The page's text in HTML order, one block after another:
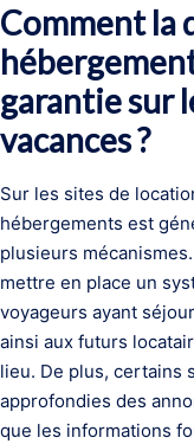
Comment la
garantie sur
vacances ?
Sur les sites de
hébergements est
plusieurs
mettre en place un
voyageurs ayant
ainsi aux futurs
lieu. De plus, certains
approfondies des
que les informations